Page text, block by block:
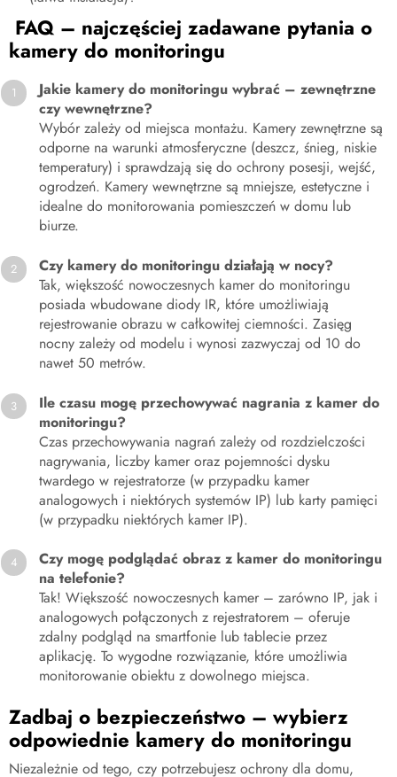
FAQ – najczęściej zadawane pytania o
kamery do monitoringu
Jakie kamery do monitoringu wybrać – zewnętrzne
czy wewnętrzne?
Wybór zależy od miejsca montażu. Kamery zewnętrzne są
odporne na warunki atmosferyczne (deszcz, śnieg, niskie
temperatury) i sprawdzają się do ochrony posesji, wejść,
ogrodzeń. Kamery wewnętrzne są mniejsze, estetyczne i
idealne do monitorowania pomieszczeń w domu lub
biurze.
Czy kamery do monitoringu działają w nocy?
Tak, większość nowoczesnych kamer do monitoringu
posiada wbudowane diody IR, które umożliwiają
rejestrowanie obrazu w całkowitej ciemności. Zasięg
nocny zależy od modelu i wynosi zazwyczaj od 10 do
nawet 50 metrów.
Ile czasu mogę przechowywać nagrania z kamer do
monitoringu?
Czas przechowywania nagrań zależy od rozdzielczości
nagrywania, liczby kamer oraz pojemności dysku
twardego w rejestratorze (w przypadku kamer
analogowych i niektórych systemów IP) lub karty pamięci
(w przypadku niektórych kamer IP).
Czy mogę podglądać obraz z kamer do monitoringu
na telefonie?
Tak! Większość nowoczesnych kamer – zarówno IP, jak i
analogowych połączonych z rejestratorem – oferuje
zdalny podgląd na smartfonie lub tablecie przez
aplikację. To wygodne rozwiązanie, które umożliwia
monitorowanie obiektu z dowolnego miejsca.
Zadbaj o bezpieczeństwo – wybierz
odpowiednie kamery do monitoringu
Niezależnie od tego, czy potrzebujesz ochrony dla domu,